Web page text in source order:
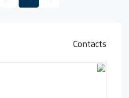
Contacts